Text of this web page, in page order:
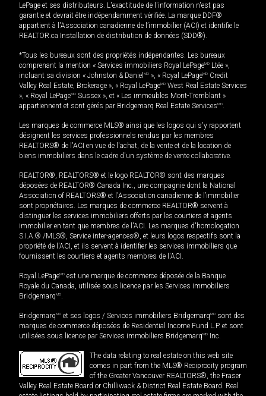
LePage et ses distributeurs. L'exactitude de l'information n'est pas
garantie et devrait être indépendamment vérifiée. La marque DDF®
appartient à l'Association canadienne de l’immobilier (ACI) et identifie le
REALTOR.ca Installation de distribution de données (SDD®).
*Tous les bureaux sont des propriétés indépendantes. Les bureaux
comprenant la mention « Services immobiliers Royal LePageMD Ltée »,
incluant sa division « Johnston & Daniel MD », « Royal LePageMD Credit
Valley Real Estate, Brokerage », « Royal LePageMD West Real Estate Services
», « Royal LePageMD Sussex », et « Les immeubles Mont-Tremblant »
appartiennent et sont gérés par Bridgemarq Real Estate ServicesMD.
Les marques de commerce MLS® ainsi que les logos qui s'y rapportent
désignent les services professionnels rendus par les membres
REALTORS® de l'ACI en vue de l'achat, de la vente et de la location de
biens immobiliers dans le cadre d'un système de vente collaborative.
REALTOR®, REALTORS® et le logo REALTOR® sont des marques
déposées de REALTOR® Canada Inc., une compagnie dont la National
Association of REALTORS® et l'Association canadienne de l’immobilier
sont propriétaires. Les marques de commerce REALTOR® servent à
distinguer les services immobiliers offerts par les courtiers et agents
immobilier en tant que membres de l'ACI. Les marques d'homologation
S.I.A.® /MLS®, Service inter-agences®, et leurs logos respectifs sont la
propriété de l'ACI, et ils servent à identifier les services immobiliers que
fournissent les courtiers et agents membres de l'ACI.
Royal LePageMD est une marque de commerce déposée de la Banque
Royale du Canada, utilisée sous licence par les Services immobiliers
BridgemarqMD.
BridgemarqMD et ses logos / Services immobiliers BridgemarqMD sont des
marques de commerce déposées de Residential Income Fund L.P. et sont
utilisées sous licence par Services immobiliers BridgemarqMD Inc.
The data relating to real estate on this web site
comes in part from the MLS® Reciprocity program
of the Greater Vancouver REALTORS®, the Fraser
Valley Real Estate Board or Chilliwack & District Real Estate Board. Real